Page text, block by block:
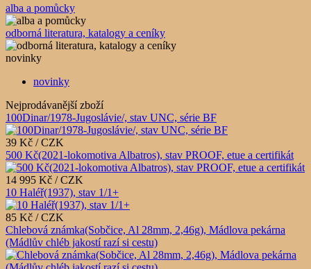
alba a pomůcky
odborná literatura, katalogy a ceníky
novinky
novinky
Nejprodávanější zboží
100Dinar/1978-Jugoslávie/, stav UNC, série BF
39 Kč / CZK
500 Kč(2021-lokomotiva Albatros), stav PROOF, etue a certifikát
14 995 Kč / CZK
10 Haléř(1937), stav 1/1+
85 Kč / CZK
Chlebová známka(Sobčice, Al 28mm, 2,46g), Mádlova pekárna
(Mádlův chléb jakostí razí si cestu)